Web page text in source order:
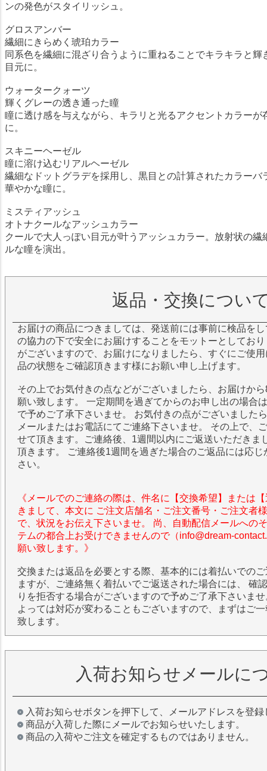
ンの発色がスタイリッシュ。
グロスアンバー
繊細にきらめく琥珀カラー
同系色を繊細に混ざり合うように重ねることでキラキラと輝
目元に。
ウォータークォーツ
輝くグレーの透き通った瞳
瞳に透け感を与えながら、キラリと光るアクセントカラーが
に。
スキニーヘーゼル
瞳に溶け込むリアルヘーゼル
繊細なドットグラデを採用し、黒目との計算されたカラーバ
華やかな瞳に。
ミスティアッシュ
オトナクールなアッシュカラー
クールで大人っぽい目元が叶うアッシュカラー。放射状の繊
ルな瞳を演出。
返品・交換につい
お届けの商品につきましては、発送前には事前に検品を
の協力の下で安全にお届けすることをモットーとしてお
がございますので、お届けになりましたら、すぐにご使
品の状態をご確認頂きます様にお願い申し上げます。
その上でお気付きの点などがございましたら、お届けか
願い致します。 一定期間を過ぎてからのお申し出の場合
で予めご了承下さいませ。 お気付きの点がございました
メールまたはお電話にてご連絡下さいませ。 その上で、
せて頂きます。ご連絡後、1週間以内にご返送いただきま
頂きます。 ご連絡後1週間を過ぎた場合のご返品には応
さい。
《メールでのご連絡の際は、件名に【交換希望】または
きまして、本文に ご注文店舗名・ご注文番号・ご注文者
で、状況をお伝え下さいませ。 尚、自動配信メールへの
テムの都合上お受けできませんので（info@dream-
願い致します。》
交換または返品を必要とする際、基本的には着払いでの
ますが、ご連絡無く着払いでご返送された場合には、 確
りを拒否する場合がございますので予めご了承下さいま
よっては対応が変わることもございますので、まずはご
致します。
入荷お知らせメールに
入荷お知らせボタンを押下して、メールアドレスを登
商品が入荷した際にメールでお知らせいたします。
商品の入荷やご注文を確定するものではありません。